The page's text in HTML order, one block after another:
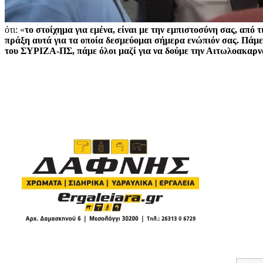
ότι: «το στοίχημα για εμένα, είναι με την εμπιστοσύνη σας,
πράξη αυτά για τα οποία δεσμεύομαι σήμερα ενώπιόν σας. Πάμε
του ΣΥΡΙΖΑ-ΠΣ, πάμε όλοι μαζί για να δούμε την